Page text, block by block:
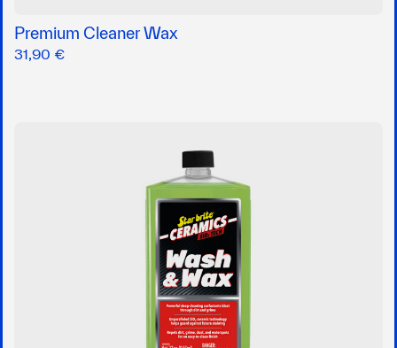
Premium Cleaner Wax
31,90 €